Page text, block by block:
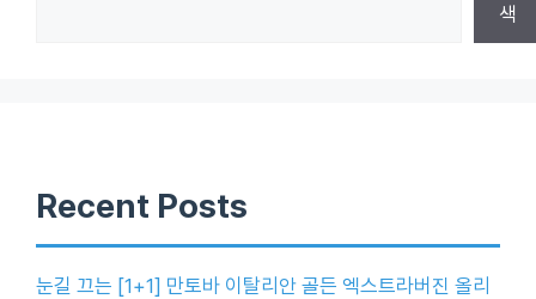
색
Recent Posts
눈길 끄는 [1+1] 만토바 이탈리안 골든 엑스트라버진 올리